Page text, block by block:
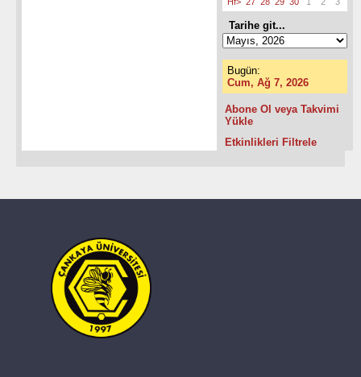
Tarihe git...
Bugün:
Cum, Ağ 7, 2026
Abone Ol veya Takvimi
Yükle
Etkinlikleri Filtrele